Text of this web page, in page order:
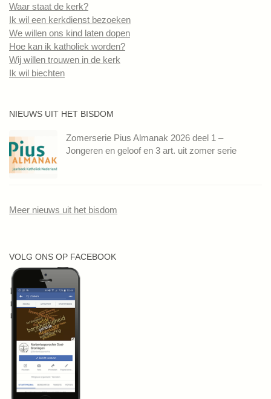
Waar staat de kerk?
Ik wil een kerkdienst bezoeken
We willen ons kind laten dopen
Hoe kan ik katholiek worden?
Wij willen trouwen in de kerk
Ik wil biechten
NIEUWS UIT HET BISDOM
Zomerserie Pius Almanak 2026 deel 1 –
Jongeren en geloof en 3 art. uit zomer serie
Meer nieuws uit het bisdom
VOLG ONS OP FACEBOOK